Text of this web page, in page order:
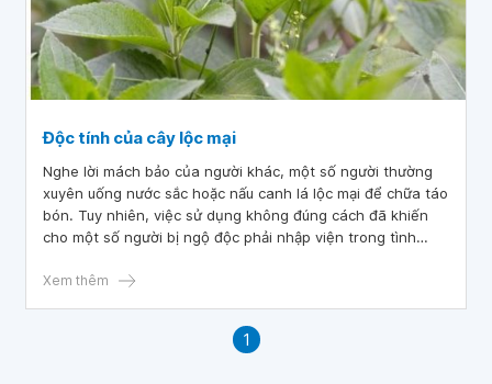
Độc tính của cây lộc mại
Nghe lời mách bảo của người khác, một số người thường
xuyên uống nước sắc hoặc nấu canh lá lộc mại để chữa táo
bón. Tuy nhiên, việc sử dụng không đúng cách đã khiến
cho một số người bị ngộ độc phải nhập viện trong tình
tính mạng nếu không được điều trị kịp thời.
Xem thêm
1